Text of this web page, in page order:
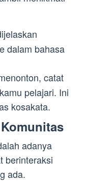
dalam bahasa
catat
pelajari. Ini
kosakata.
adanya
berinteraksi
ada.